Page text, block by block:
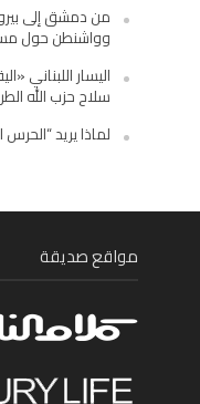
من دمشق إلى
وواشنطن حول
اليسار اللبناني
سلاح حزب الله
لماذا يريد “الحرس
مواقع صديقة